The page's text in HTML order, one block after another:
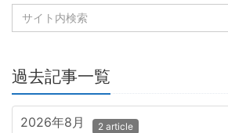
過去記事一覧
2026年8月 2 article